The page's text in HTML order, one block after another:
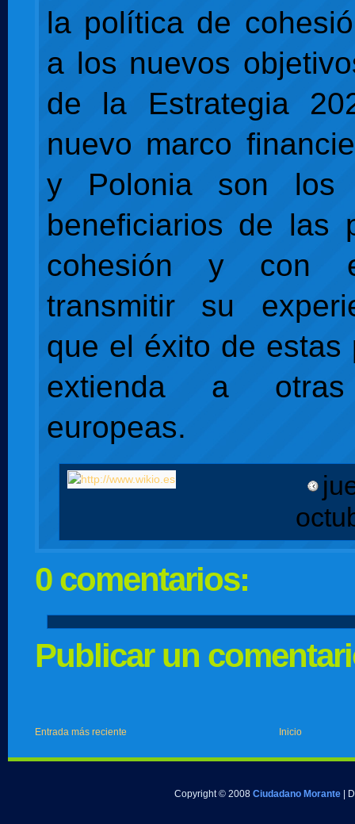
la política de
a los nuevos
de la Estrategia
nuevo marco
y Polonia son los
beneficiarios de las
cohesión y con
transmitir su
que el éxito de estas
extienda a otras
europeas.
0 comentarios:
Publicar un
Entrada más reciente Inicio
Copyright © 2008 Ciudadano Morante |